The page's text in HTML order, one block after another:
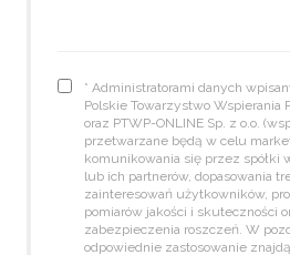
* Administratorami danych
Polskie Towarzystwo Wspierania
oraz PTWP-ONLINE Sp. z o.o.
przetwarzane będą w celu
komunikowania się przez spółki
lub ich partnerów, dopasowania
zainteresowań użytkowników,
pomiarów jakości i skuteczności
zabezpieczenia roszczeń. W
odpowiednie zastosowanie